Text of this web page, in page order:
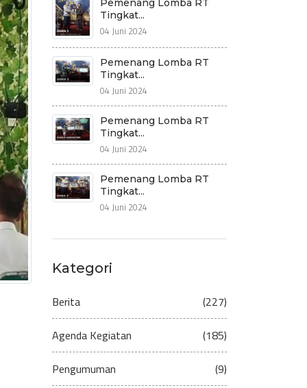
Pemenang Lomba RT
Tingkat...
04 Juni 2024
Pemenang Lomba RT
Tingkat...
04 Juni 2024
Pemenang Lomba RT
Tingkat...
04 Juni 2024
Pemenang Lomba RT
Tingkat...
04 Juni 2024
Kategori
Berita (227)
Agenda Kegiatan (185)
Pengumuman (9)